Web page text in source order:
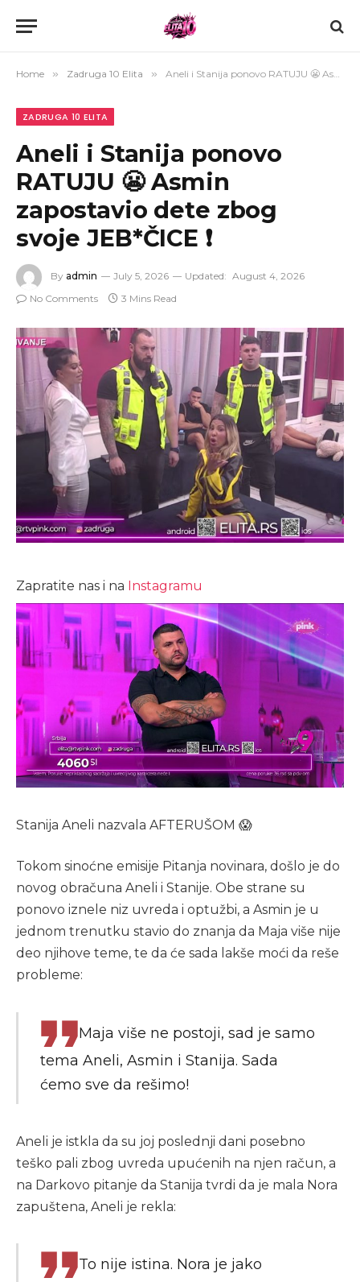
Home » Zadruga 10 Elita » Aneli i Stanija ponovo RATUJU 😬 Asmin zapostavio dete zbog svoje JEB*ČICE ❗
ZADRUGA 10 ELITA
Aneli i Stanija ponovo
RATUJU 😬 Asmin
zapostavio dete zbog
svoje JEB*ČICE ❗
By admin July 5, 2026 Updated: August 4, 2026
No Comments
3 Mins Read
Zapratite nas i na Instagramu
Stanija Aneli nazvala AFTERUŠOM 😱
Tokom sinoćne emisije Pitanja novinara, došlo je do
novog obračuna Aneli i Stanije. Obe strane su
ponovo iznele niz uvreda i optužbi, a Asmin je u
jednom trenutku stavio do znanja da Maja više nije
deo njihove teme, te da će sada lakše moći da reše
probleme:
Maja više ne postoji, sad je samo
tema Aneli, Asmin i Stanija. Sada
ćemo sve da rešimo!
Aneli je istkla da su joj poslednji dani posebno
teško pali zbog uvreda upućenih na njen račun, a
na Darkovo pitanje da Stanija tvrdi da je mala Nora
zapuštena, Aneli je rekla:
To nije istina. Nora je jako